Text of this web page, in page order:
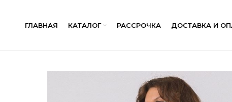
ГЛАВНАЯ КАТАЛОГ РАССРОЧКА ДОСТАВКА И